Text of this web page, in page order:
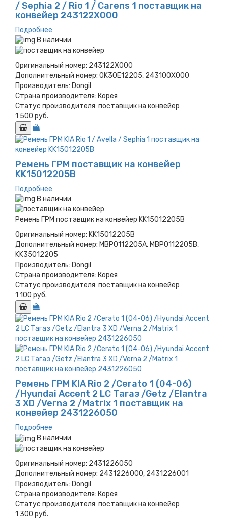
/ Sephia 2 / Rio 1 / Carens 1 поставщик на
конвейер 243122X000
Подробнее
В наличии
Оригинальный номер: 243122X000
Дополнительный номер: 0K30E12205, 243100X000
Производитель: Dongil
Страна производителя: Корея
Статус производителя: поставщик на конвейер
1 500 руб.
Ремень ГРМ поставщик на конвейер
KK15012205B
Подробнее
В наличии
Ремень ГРМ поставщик на конвейер KK15012205B
Оригинальный номер: KK15012205B
Дополнительный номер: MBP0112205A, MBP0112205B,
KK35012205
Производитель: Dongil
Страна производителя: Корея
Статус производителя: поставщик на конвейер
1 100 руб.
Ремень ГРМ KIA Rio 2 /Cerato 1 (04-06)
/Hyundai Accent 2 LC Тагаз /Getz /Elantra
3 XD /Verna 2 /Matrix 1 поставщик на
конвейер 2431226050
Подробнее
В наличии
Оригинальный номер: 2431226050
Дополнительный номер: 2431226000, 2431226001
Производитель: Dongil
Страна производителя: Корея
Статус производителя: поставщик на конвейер
1 300 руб.